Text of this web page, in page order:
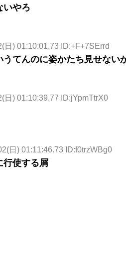
いやろ
日) 01:10:01.73 ID:+F+7SErrd
てんのに姿かたち見せない
日) 01:10:39.77 ID:jYpmTtrX0
日) 01:11:46.73 ID:f0trzWBg0
行使する屑